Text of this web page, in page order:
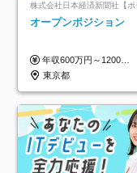
オープンポジション
年収600万円～1200万円 ※上記年収は、想定年収です。住居費補助、子手当などの各種手当を含む金額です。 ※経験・能力等を考慮の上、当社規定により決定します。
東京都